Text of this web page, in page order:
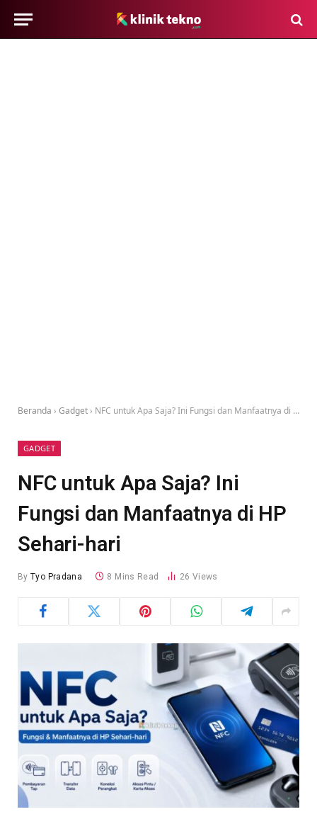
Beranda › Gadget › NFC untuk Apa Saja? Ini Fungsi dan Manfaatnya di HP Sehari-hari
GADGET
NFC untuk Apa Saja? Ini
Fungsi dan Manfaatnya di HP
Sehari-hari
By Tyo Pradana 8 Mins Read 26 Views